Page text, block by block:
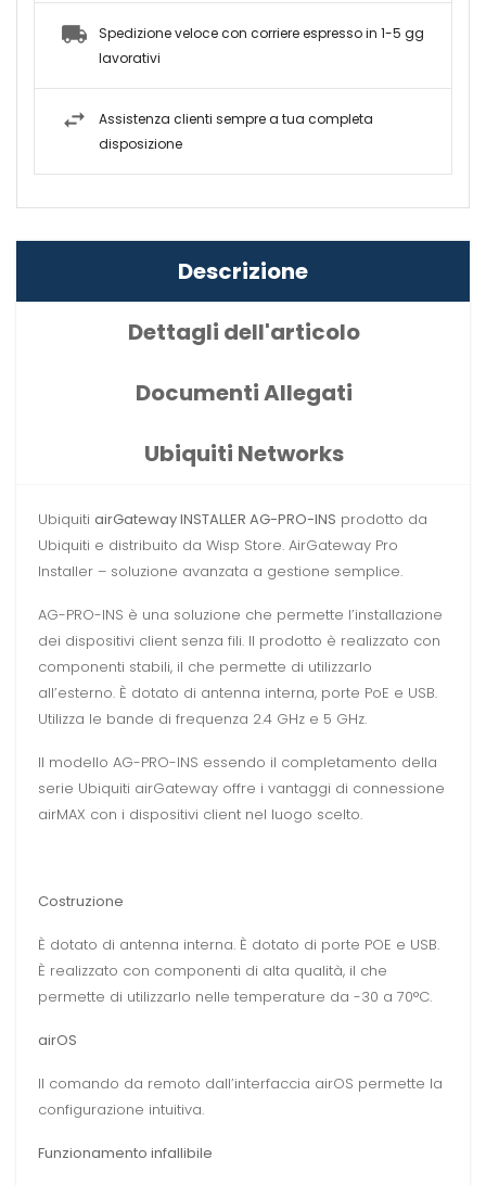
Spedizione veloce con corriere espresso in 1-5 gg
lavorativi
Assistenza clienti sempre a tua completa
disposizione
Descrizione
Dettagli dell'articolo
Documenti Allegati
Ubiquiti Networks
Ubiquiti airGateway INSTALLER AG-PRO-INS prodotto da
Ubiquiti e distribuito da Wisp Store. AirGateway Pro
Installer – soluzione avanzata a gestione semplice.
AG-PRO-INS è una soluzione che permette l’installazione
dei dispositivi client senza fili. Il prodotto è realizzato con
componenti stabili, il che permette di utilizzarlo
all’esterno. È dotato di antenna interna, porte PoE e USB.
Utilizza le bande di frequenza 2.4 GHz e 5 GHz.
Il modello AG-PRO-INS essendo il completamento della
serie Ubiquiti airGateway offre i vantaggi di connessione
airMAX con i dispositivi client nel luogo scelto.
Costruzione
È dotato di antenna interna. È dotato di porte POE e USB.
È realizzato con componenti di alta qualità, il che
permette di utilizzarlo nelle temperature da -30 a 70°C.
airOS
Il comando da remoto dall’interfaccia airOS permette la
configurazione intuitiva.
Funzionamento infallibile